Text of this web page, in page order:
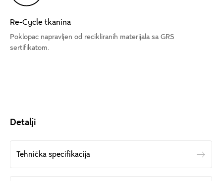
Re-Cycle tkanina
Poklopac napravljen od recikliranih materijala sa GRS
sertifikatom.
Detalji
Tehnička specifikacija